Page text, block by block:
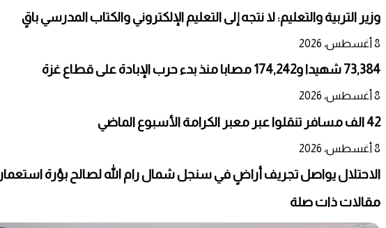
وزير التربية والتعليم: لا نتجه إلى التعليم الإلكتروني والكتاب المدرسي باقٍ
8 أغسطس، 2026
73,384 شهيدا و174,242 مصابا منذ بدء حرب الإبادة على قطاع غزة
8 أغسطس، 2026
42 الف مسافر تنقلوا عبر معبر الكرامة الأسبوع الماضي
8 أغسطس، 2026
الاحتلال يواصل تجريف أراضٍ في سنجل شمال رام الله لصالح بؤرة
مقالات ذات صلة